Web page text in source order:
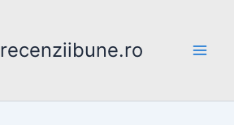
recenziibune.ro